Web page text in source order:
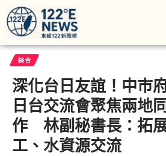
綜合
深化台日友誼！中市
日台交流會聚焦兩地
作 林副秘書長：拓
工、水資源交流